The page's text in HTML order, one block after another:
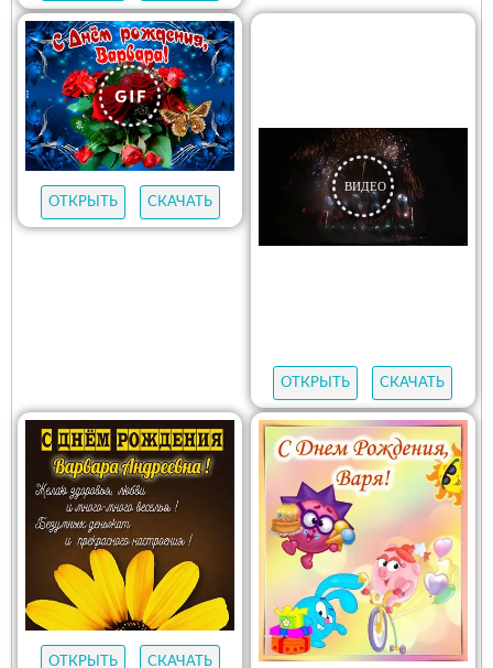
ОТКРЫТЬ СКАЧАТЬ
ОТКРЫТЬ СКАЧАТЬ
ОТКРЫТЬ СКАЧАТЬ